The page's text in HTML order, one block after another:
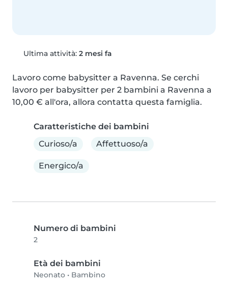
Ultima attività: 2 mesi fa
Lavoro come babysitter a Ravenna. Se cerchi
lavoro per babysitter per 2 bambini a Ravenna a
10,00 € all'ora, allora contatta questa famiglia.
Caratteristiche dei bambini
Curioso/a
Affettuoso/a
Energico/a
Numero di bambini
2
Età dei bambini
Neonato • Bambino